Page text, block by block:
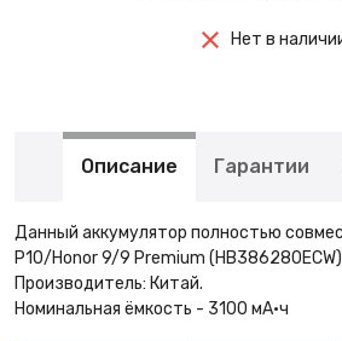
Нет в
Описание Гарантии
Данный аккумулятор полностью
P10/Honor 9/9 Premium (HB386280ECW)
Производитель: Китай.
Номинальная ёмкость - 3100 мА·ч